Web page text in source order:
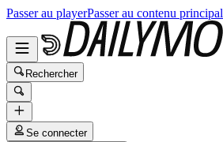
Passer au playerPasser au contenu principal
Rechercher
Se connecter